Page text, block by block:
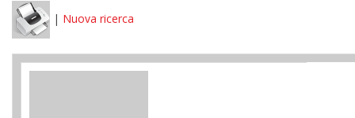
| Nuova ricerca